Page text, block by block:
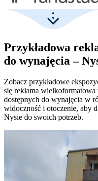
Przykładowa
do wynajęcia –
Zobacz przykładowe
się reklama
dostępnych do wynajęcia w
widoczność i otoczenie, aby
Nysie do swoich potrzeb.